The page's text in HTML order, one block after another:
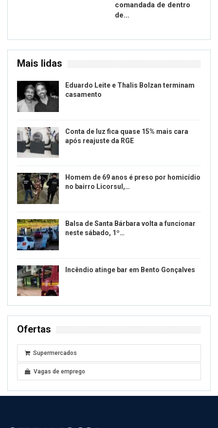
comandada de dentro
de…
Mais lidas
Eduardo Leite e Thalis Bolzan terminam
casamento
Conta de luz fica quase 15% mais cara
após reajuste da RGE
Homem de 69 anos é preso por homicídio
no bairro Licorsul,…
Balsa de Santa Bárbara volta a funcionar
neste sábado, 1º…
Incêndio atinge bar em Bento Gonçalves
Ofertas
Supermercados
Vagas de emprego